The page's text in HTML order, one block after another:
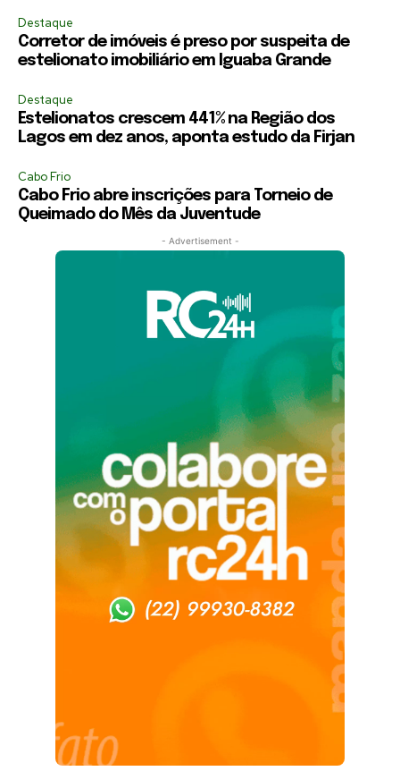
Destaque
Corretor de imóveis é preso por suspeita de
estelionato imobiliário em Iguaba Grande
Destaque
Estelionatos crescem 441% na Região dos
Lagos em dez anos, aponta estudo da Firjan
Cabo Frio
Cabo Frio abre inscrições para Torneio de
Queimado do Mês da Juventude
- Advertisement -